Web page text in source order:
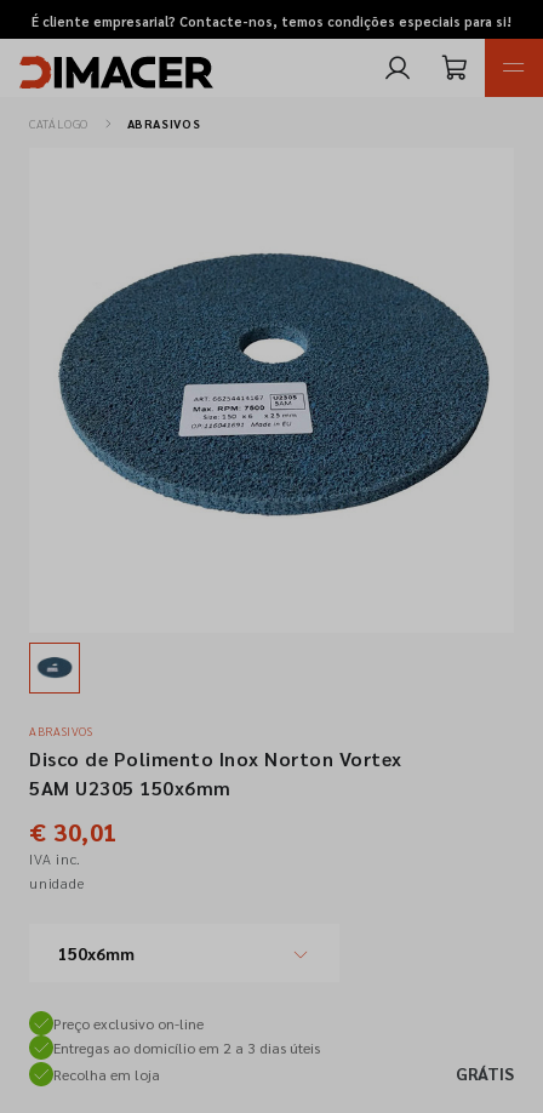
É cliente empresarial? Contacte-nos, temos condições especiais para si!
Retomas
Pedidos de cotação
Marcas
Contactos
Siga-nos nas redes sociais
CATÁLOGO ABRASIVOS
ABRASIVOS
Disco de Polimento Inox Norton Vortex
5AM U2305 150x6mm
€ 30,01
IVA inc.
unidade
150x6mm
Preço exclusivo on-line
Entregas ao domicílio em 2 a 3 dias úteis
Recolha em loja
GRÁTIS